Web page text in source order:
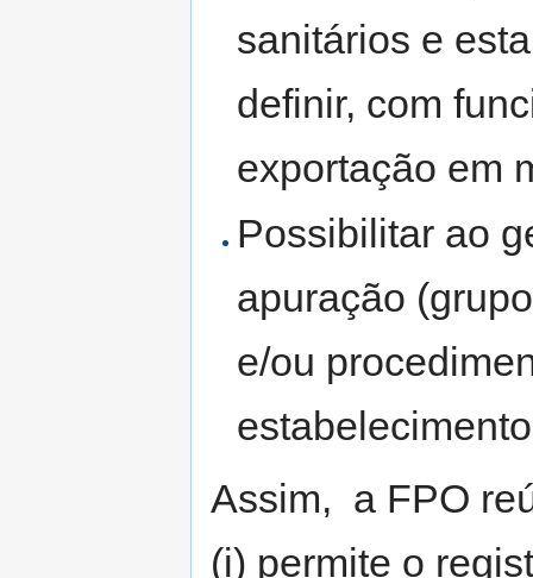
sanitários e
definir, com
exportação em
Possibilitar ao
apuração
e/ou
Assim, a FPO
(i) permite o